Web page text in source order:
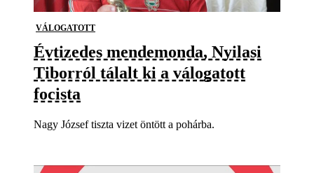
VÁLOGATOTT
Évtizedes mendemonda, Nyilasi
Tiborról tálalt ki a válogatott
focista
Nagy József tiszta vizet öntött a pohárba.